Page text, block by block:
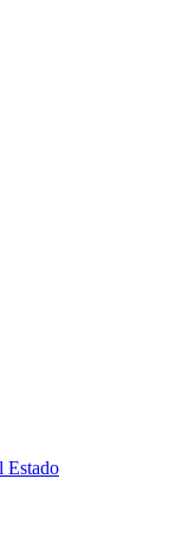
Estado